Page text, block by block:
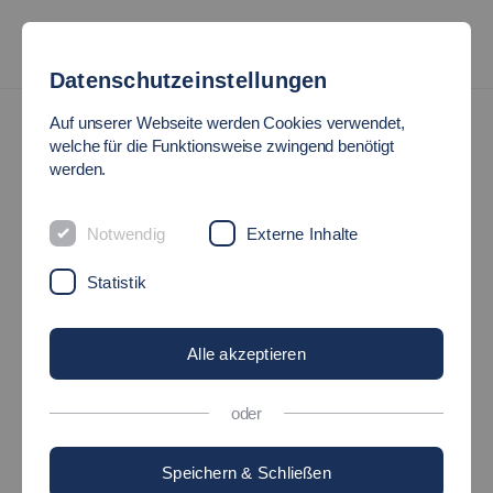
DEUTSCH ALS
FREMDSPRACHE
Kostenlose Deutschkurse für Studierende und
Mitarbeitende der Hochschule
Datenschutzeinstellungen
Auf unserer Webseite werden Cookies verwendet,
welche für die Funktionsweise zwingend benötigt
werden.
Notwendig Externe Inhalte
Statistik
Alle akzeptieren
oder
Speichern & Schließen